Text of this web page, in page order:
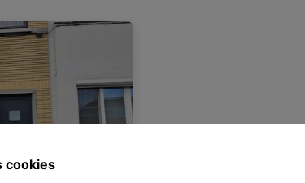
cookies